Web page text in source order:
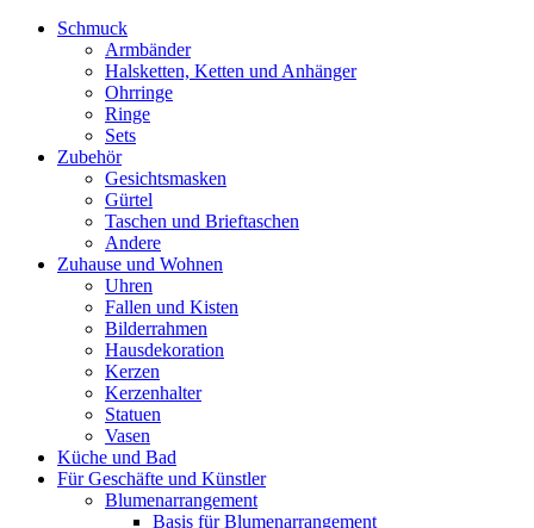
Schmuck
Armbänder
Halsketten, Ketten und Anhänger
Ohrringe
Ringe
Sets
Zubehör
Gesichtsmasken
Gürtel
Taschen und Brieftaschen
Andere
Zuhause und Wohnen
Uhren
Fallen und Kisten
Bilderrahmen
Hausdekoration
Kerzen
Kerzenhalter
Statuen
Vasen
Küche und Bad
Für Geschäfte und Künstler
Blumenarrangement
Basis für Blumenarrangement